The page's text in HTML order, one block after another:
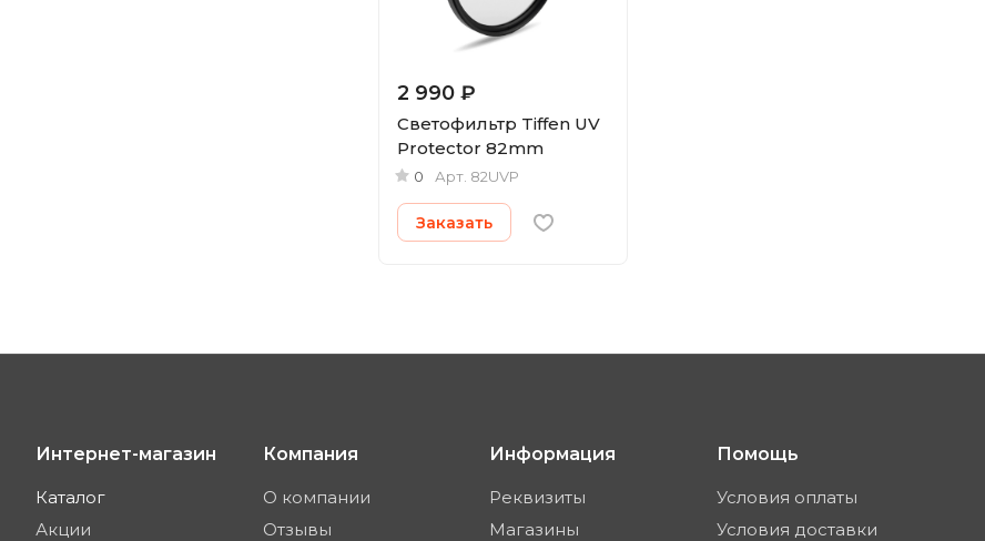
2 990 ₽
Светофильтр Tiffen UV
Protector 82mm
0 Арт. 82UVP
Заказать
Интернет-магазин
Каталог
Акции
Компания
О компании
Отзывы
Информация
Реквизиты
Магазины
Помощь
Условия оплаты
Условия доставки